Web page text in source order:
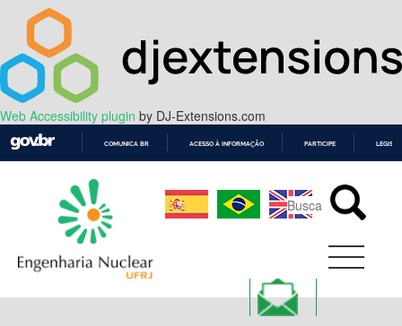
Web Accessibility plugin by DJ-Extensions.com
CONTEÚDO
COMUNICA BR ACESSO À INFORMAÇÃO PARTICIPE